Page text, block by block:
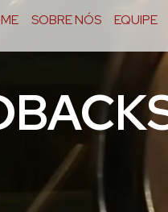
SOBRE NÓS EQUIPE